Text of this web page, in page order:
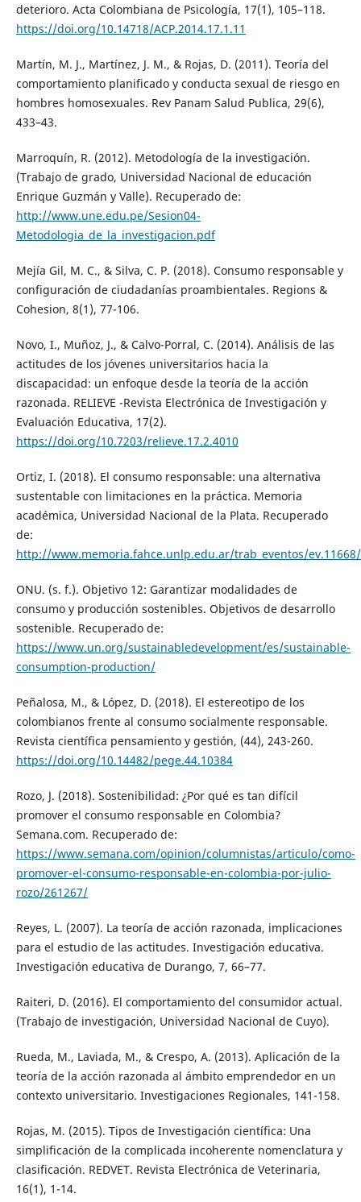
deterioro. Acta Colombiana de Psicología, 17(1), 105–118.
https://doi.org/10.14718/ACP.2014.17.1.11
Martín, M. J., Martínez, J. M., & Rojas, D. (2011). Teoría del
comportamiento planificado y conducta sexual de riesgo en
hombres homosexuales. Rev Panam Salud Publica, 29(6),
433–43.
Marroquín, R. (2012). Metodología de la investigación.
(Trabajo de grado, Universidad Nacional de educación
Enrique Guzmán y Valle). Recuperado de:
http://www.une.edu.pe/Sesion04-
Metodologia_de_la_investigacion.pdf
Mejía Gil, M. C., & Silva, C. P. (2018). Consumo responsable y
configuración de ciudadanías proambientales. Regions &
Cohesion, 8(1), 77-106.
Novo, I., Muñoz, J., & Calvo-Porral, C. (2014). Análisis de las
actitudes de los jóvenes universitarios hacia la
discapacidad: un enfoque desde la teoría de la acción
razonada. RELIEVE -Revista Electrónica de Investigación y
Evaluación Educativa, 17(2).
https://doi.org/10.7203/relieve.17.2.4010
Ortiz, I. (2018). El consumo responsable: una alternativa
sustentable con limitaciones en la práctica. Memoria
académica, Universidad Nacional de la Plata. Recuperado
de:
http://www.memoria.fahce.unlp.edu.ar/trab_eventos/
ONU. (s. f.). Objetivo 12: Garantizar modalidades de
consumo y producción sostenibles. Objetivos de desarrollo
sostenible. Recuperado de:
https://www.un.org/sustainabledevelopment/es/sustainable-
consumption-production/
Peñalosa, M., & López, D. (2018). El estereotipo de los
colombianos frente al consumo socialmente responsable.
Revista científica pensamiento y gestión, (44), 243-260.
https://doi.org/10.14482/pege.44.10384
Rozo, J. (2018). Sostenibilidad: ¿Por qué es tan difícil
promover el consumo responsable en Colombia?
Semana.com. Recuperado de:
https://www.semana.com/opinion/columnistas/articulo/como-
promover-el-consumo-responsable-en-colombia-por-julio-
rozo/261267/
Reyes, L. (2007). La teoría de acción razonada, implicaciones
para el estudio de las actitudes. Investigación educativa.
Investigación educativa de Durango, 7, 66–77.
Raiteri, D. (2016). El comportamiento del consumidor actual.
(Trabajo de investigación, Universidad Nacional de Cuyo).
Rueda, M., Laviada, M., & Crespo, A. (2013). Aplicación de la
teoría de la acción razonada al ámbito emprendedor en un
contexto universitario. Investigaciones Regionales, 141-158.
Rojas, M. (2015). Tipos de Investigación científica: Una
simplificación de la complicada incoherente nomenclatura y
clasificación. REDVET. Revista Electrónica de Veterinaria,
16(1), 1-14.